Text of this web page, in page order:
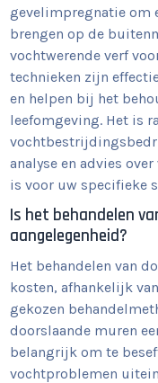
gevelimpregnatie om
brengen op de
vochtwerende verf
technieken zijn
en helpen bij het
leefomgeving. Het is
analyse en advies
is voor uw specifieke
Is het behandelen
aangelegenheid?
Het behandelen van
kosten, afhankelijk
gekozen
doorslaande muren
belangrijk om te
vochtproblemen